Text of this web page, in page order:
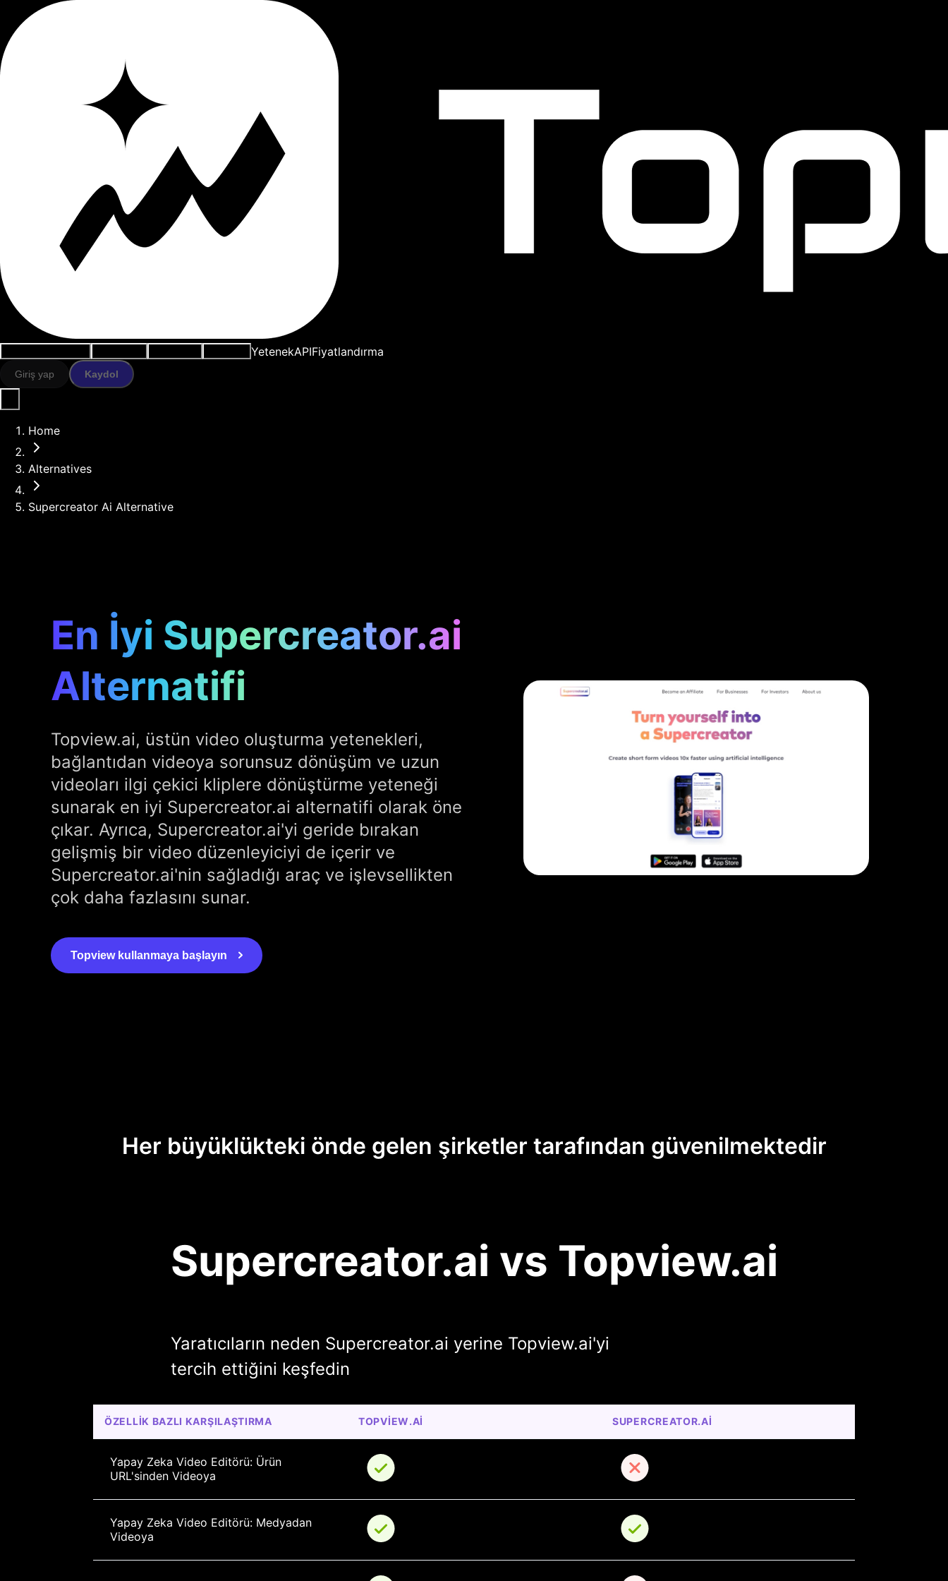
YetenekAPIFiyatlandırma
Giriş yap Kaydol
Home
Alternatives
Supercreator Ai Alternative
En İyi Supercreator.ai
Alternatifi
Topview.ai, üstün video oluşturma yetenekleri,
bağlantıdan videoya sorunsuz dönüşüm ve uzun
videoları ilgi çekici kliplere dönüştürme yeteneği
sunarak en iyi Supercreator.ai alternatifi olarak öne
çıkar. Ayrıca, Supercreator.ai'yi geride bırakan
gelişmiş bir video düzenleyiciyi de içerir ve
Supercreator.ai'nin sağladığı araç ve işlevsellikten
çok daha fazlasını sunar.
Topview kullanmaya başlayın
Her büyüklükteki önde gelen şirketler tarafından güvenilmektedir
Supercreator.ai vs Topview.ai
Yaratıcıların neden Supercreator.ai yerine Topview.ai'yi
tercih ettiğini keşfedin
ÖZELLIK BAZLI KARŞILAŞTIRMA TOPVIEW.AI SUPERCREATOR.AI
Yapay Zeka Video Editörü: Ürün
URL'sinden Videoya
Yapay Zeka Video Editörü: Medyadan
Videoya